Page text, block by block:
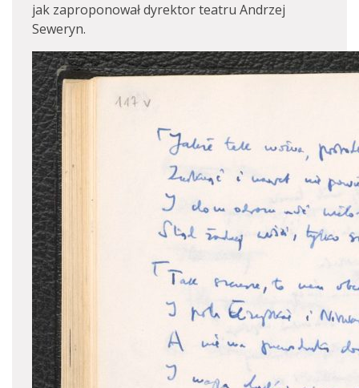
jak zaproponował dyrektor teatru Andrzej
Seweryn.